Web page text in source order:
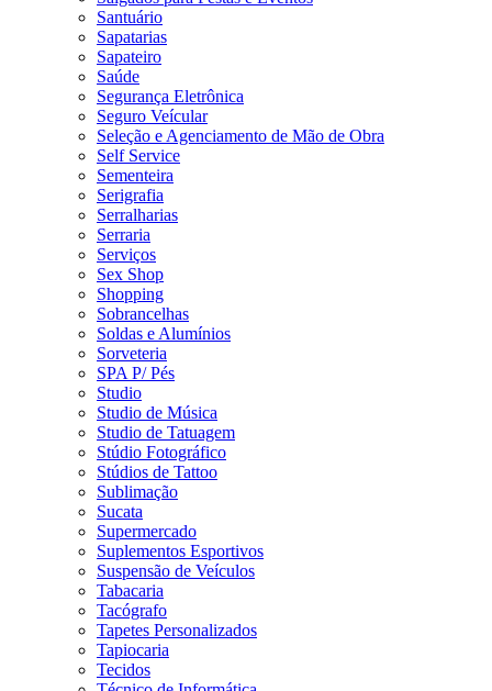
Santuário
Sapatarias
Sapateiro
Saúde
Segurança Eletrônica
Seguro Veícular
Seleção e Agenciamento de Mão de Obra
Self Service
Sementeira
Serigrafia
Serralharias
Serraria
Serviços
Sex Shop
Shopping
Sobrancelhas
Soldas e Alumínios
Sorveteria
SPA P/ Pés
Studio
Studio de Música
Studio de Tatuagem
Stúdio Fotográfico
Stúdios de Tattoo
Sublimação
Sucata
Supermercado
Suplementos Esportivos
Suspensão de Veículos
Tabacaria
Tacógrafo
Tapetes Personalizados
Tapiocaria
Tecidos